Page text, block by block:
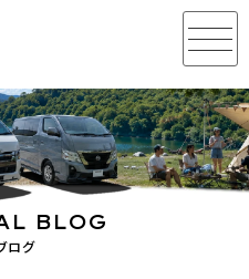
ログ
BLOG